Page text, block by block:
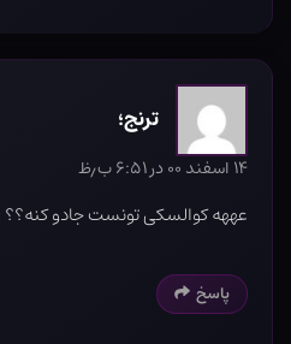
ترنج؛
۱۴ اسفند ۰۰ در ۶:۵۱ ب٫ظ
عههه کوالسکی تونست جادو
پاسخ